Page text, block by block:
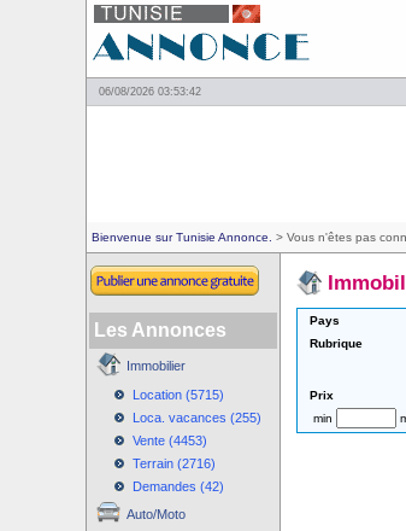
06/08/2026 03:53:42
Bienvenue sur Tunisie Annonce. > Vous n'êtes pas
Les Annonces
Immobilier
Location (5715)
Loca. vacances (255)
Vente (4453)
Terrain (2716)
Demandes (42)
Auto/Moto
Pays
Rubrique
Prix
min